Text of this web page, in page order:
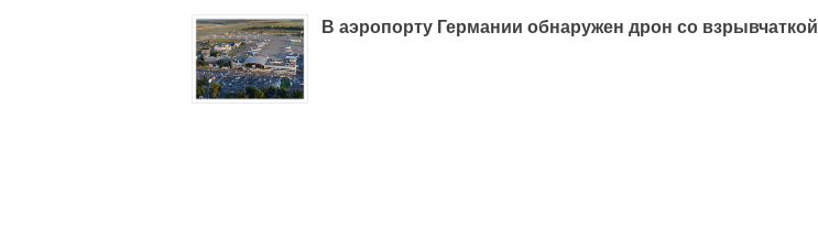
В аэропорту Германии обнаружен дрон со взрывчаткой